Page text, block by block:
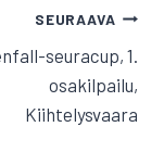
SEURAAVA
seuracup, 1.
osakilpailu,
Kiihtelysvaara